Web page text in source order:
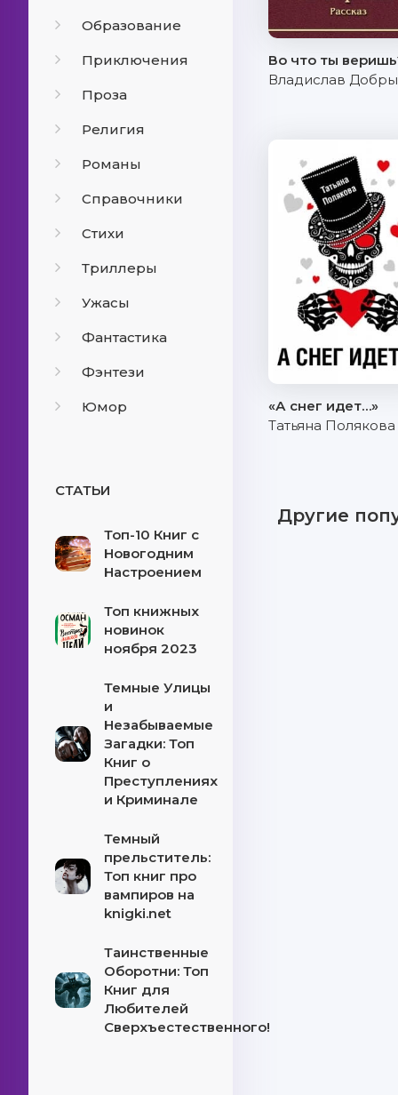
Образование
Приключения
Проза
Религия
Романы
Справочники
Стихи
Триллеры
Ужасы
Фантастика
Фэнтези
Юмор
СТАТЬИ
Топ-10 Книг с
Новогодним
Настроением
Топ книжных
новинок
ноября 2023
Темные Улицы
и
Незабываемые
Загадки: Топ
Книг о
Преступлениях
и Криминале
Темный
прельститель:
Топ книг про
вампиров на
knigki.net
Таинственные
Оборотни: Топ
Книг для
Любителей
Сверхъестественного!
Во что ты
Владислав
«А снег идет…»
Татьяна Полякова
Другие